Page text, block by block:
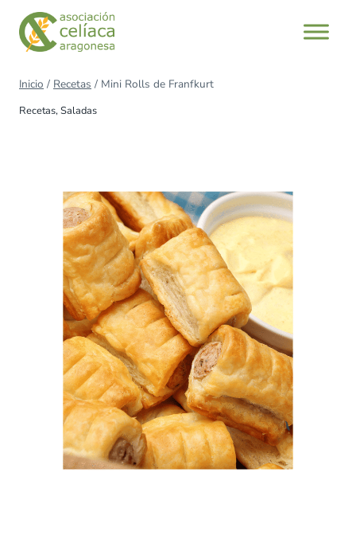
Saltar
contenido
Inicio / Recetas / Mini Rolls de Franfkurt
Recetas, Saladas